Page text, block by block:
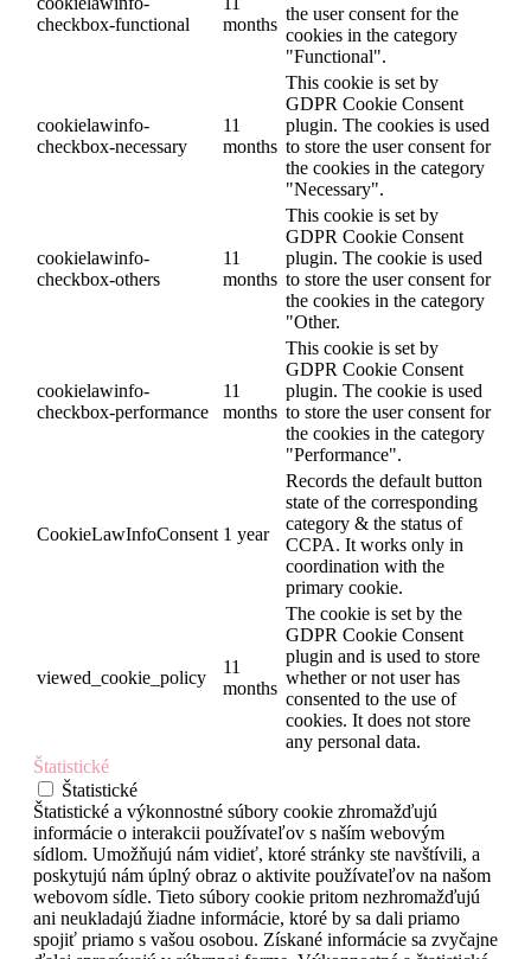
checkbox-functional
months
the user consent for the
cookies in the category
"Functional".
cookielawinfo-
checkbox-necessary
11
months
This cookie is set by
GDPR Cookie Consent
plugin. The cookies is used
to store the user consent for
the cookies in the category
"Necessary".
cookielawinfo-
checkbox-others
11
months
This cookie is set by
GDPR Cookie Consent
plugin. The cookie is used
to store the user consent for
the cookies in the category
"Other.
cookielawinfo-
checkbox-performance
11
months
This cookie is set by
GDPR Cookie Consent
plugin. The cookie is used
to store the user consent for
the cookies in the category
"Performance".
CookieLawInfoConsent 1 year
Records the default button
state of the corresponding
category & the status of
CCPA. It works only in
coordination with the
primary cookie.
viewed_cookie_policy
11
months
The cookie is set by the
GDPR Cookie Consent
plugin and is used to store
whether or not user has
consented to the use of
cookies. It does not store
any personal data.
Štatistické
Štatistické
Štatistické a výkonnostné súbory cookie zhromažďujú
informácie o interakcii používateľov s naším webovým
sídlom. Umožňujú nám vidieť, ktoré stránky ste navštívili, a
poskytujú nám úplný obraz o aktivite používateľov na našom
webovom sídle. Tieto súbory cookie pritom nezhromažďujú
ani neukladajú žiadne informácie, ktoré by sa dali priamo
spojiť priamo s vašou osobou. Získané informácie sa zvyčajne